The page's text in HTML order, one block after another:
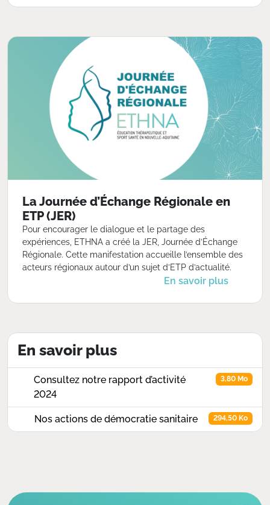
La Journée d’Échange Régionale en
ETP (JER)
Pour encourager le dialogue et le partage des
expériences, ETHNA a créé la JER, Journée d’Échange
Régionale. Cette manifestation accueille l’ensemble des
acteurs régionaux autour d’un sujet d’ETP d’actualité.
En savoir plus
En savoir plus
Consultez notre rapport d’activité
2024
3,80 Mo
Nos actions de démocratie sanitaire 294,50 Ko